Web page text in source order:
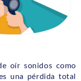
oír sonidos como
una pérdida total